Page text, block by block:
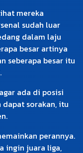
mereka
sudah luar
dalam laju
besar artinya
seberapa besar itu
ada di posisi
sorakan, itu
perannya.
ingin juara liga,